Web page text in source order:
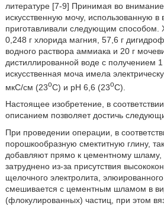
литературе [7-9] Принимая во внимание
искусственную мочу, использованную в
приготавливали следующим способом.
0,248 г хлорида магния, 57,6 г
водного раствора аммиака и 20 г
дистиллированной воде с получением
искусственная моча имела
мкС/см (23oC) и pH 6,6 (23oC).
Настоящее изобретение, в
описанием позволяет достичь
При проведении операции, в
порошкообразную смектитную глину,
добавляют прямо к цементному шламу,
затруднено из-за присутствия
щелочного электролита,
смешивается с цементным шламом в
(флокулированных) частиц, при этом